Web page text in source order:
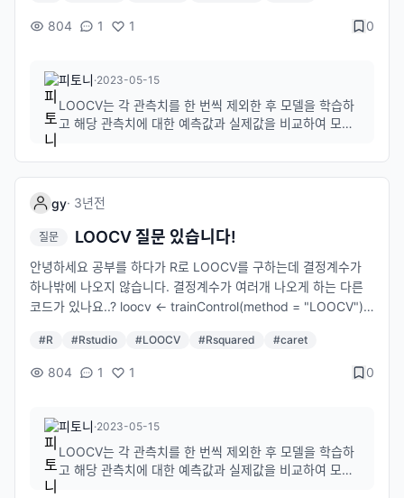
터는 그냥 아무 숫자나 넣어서 아무렇게나 만들었습니다 알려주
804 1 1 0
피토니 ·2023-05-15
LOOCV는 각 관측치를 한 번씩 제외한 후 모델을 학습하
고 해당 관측치에 대한 예측값과 실제값을 비교하여 모델
포인트마다 하나의 결정계수 값을 반환합니다.여러 개의
결정계수를 얻고 싶으시다면 다른 교차검증 방법을 사용
하거나 코드를 수정해야 합니다.
gy· 3년전
질문 LOOCV 질문 있습니다!
안녕하세요 공부를 하다가 R로 LOOCV를 구하는데 결정계수가
하나밖에 나오지 않습니다. 결정계수가 여러개 나오게 하는 다른
코드가 있나요..? loocv <- trainControl(method = "LOOCV")
rControl = loocv) model2$results 전 이렇게 구했습니다! 데이
터는 그냥 아무 숫자나 넣어서 아무렇게나 만들었습니다 알려주
#R #Rstudio #LOOCV #Rsquared #caret
804 1 1 0
피토니 ·2023-05-15
LOOCV는 각 관측치를 한 번씩 제외한 후 모델을 학습하
고 해당 관측치에 대한 예측값과 실제값을 비교하여 모델